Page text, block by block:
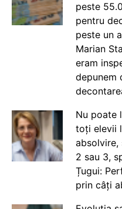
peste
pentru
peste un
Marian
eram
depunem
Nu poate
toți elevii
absolvire,
2 sau 3,
Țugui:
prin câți